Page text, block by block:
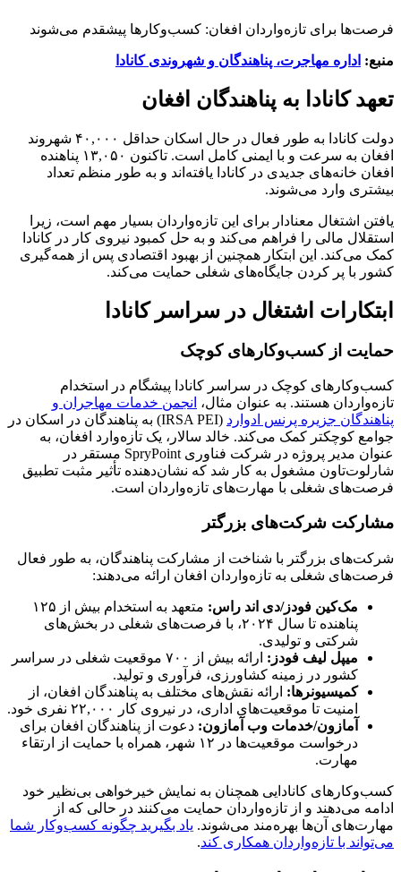
فرصت‌ها برای تازه‌واردان افغان: کسب‌وکارها پیشقدم می‌شوند
منبع: اداره مهاجرت، پناهندگان و شهروندی کانادا
تعهد کانادا به پناهندگان افغان
دولت کانادا به طور فعال در حال اسکان حداقل ۴۰,۰۰۰ شهروند
افغان به سرعت و با ایمنی کامل است. تاکنون ۱۳,۰۵۰ پناهنده
افغان خانه‌های جدیدی در کانادا یافته‌اند و به طور منظم تعداد
بیشتری وارد می‌شوند.
یافتن اشتغال معنادار برای این تازه‌واردان بسیار مهم است، زیرا
استقلال مالی را فراهم می‌کند و به حل کمبود نیروی کار در کانادا
کمک می‌کند. این ابتکار همچنین از بهبود اقتصادی پس از همه‌گیری
کشور با پر کردن جایگاه‌های شغلی حمایت می‌کند.
ابتکارات اشتغال در سراسر کانادا
حمایت از کسب‌وکارهای کوچک
کسب‌وکارهای کوچک در سراسر کانادا پیشگام در استخدام
تازه‌واردان هستند. به عنوان مثال، انجمن خدمات مهاجران و
پناهندگان جزیره پرنس ادوارد
(IRSA PEI) به پناهندگان در اسکان در
جوامع کوچکتر کمک می‌کند. خالد سالار، یک تازه‌وارد افغان، به
عنوان مدیر پروژه در شرکت فناوری SpryPoint مستقر در
شارلوت‌تاون مشغول به کار شد که نشان‌دهنده تأثیر مثبت تطبیق
فرصت‌های شغلی با مهارت‌های تازه‌واردان است.
مشارکت شرکت‌های بزرگتر
شرکت‌های بزرگتر با شناخت از مشارکت پناهندگان، به طور فعال
فرصت‌های شغلی به تازه‌واردان افغان ارائه می‌دهند:
مک‌کین فودز/دی اند راس:
متعهد به استخدام بیش از ۱۲۵
پناهنده تا سال ۲۰۲۴، با فرصت‌های شغلی در بخش‌های
شرکتی و تولیدی.
میپل لیف فودز:
ارائه بیش از ۷۰۰ موقعیت شغلی در سراسر
کشور در زمینه کشاورزی، فرآوری و تولید.
کمیسیونرها: ارائه نقش‌های مختلف به پناهندگان افغان، از
امنیت تا موقعیت‌های اداری، در نیروی کار ۲۲,۰۰۰ نفری خود.
آمازون/خدمات وب آمازون: دعوت از پناهندگان افغان برای
درخواست موقعیت‌ها در ۱۲ شهر، همراه با حمایت از ارتقاء
مهارت.
کسب‌وکارهای کانادایی همچنان به نمایش خیرخواهی بی‌نظیر خود
ادامه می‌دهند و از تازه‌واردان حمایت می‌کنند در حالی که از
مهارت‌های آن‌ها بهره‌مند می‌شوند. یاد بگیرید چگونه کسب‌وکار شما
می‌تواند با تازه‌واردان همکاری کند.